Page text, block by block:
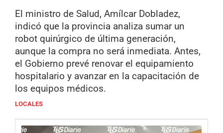
El ministro de Salud, Amílcar Dobladez,
indicó que la provincia analiza sumar un
robot quirúrgico de última generación,
aunque la compra no será inmediata. Antes,
el Gobierno prevé renovar el equipamiento
hospitalario y avanzar en la capacitación de
los equipos médicos.
LOCALES